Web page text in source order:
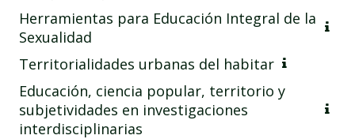
Herramientas para Educación Integral de la
Sexualidad
Territorialidades urbanas del habitar
Educación, ciencia popular, territorio y
subjetividades en investigaciones
interdisciplinarias